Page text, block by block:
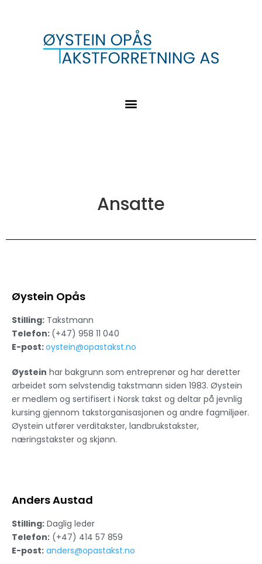
Ansatte
Øystein Opås
Stilling: Takstmann
Telefon: (+47) 958 11 040
E-post:oystein@opastakst.no
Øystein har bakgrunn som entreprenør og har deretter
arbeidet som selvstendig takstmann siden 1983. Øystein
er medlem og sertifisert i Norsk takst og deltar på jevnlig
kursing gjennom takstorganisasjonen og andre fagmiljøer.
Øystein utfører verditakster, landbrukstakster,
næringstakster og skjønn.
Anders Austad
Stilling: Daglig leder
Telefon: (+47) 414 57 859
E-post: anders@opastakst.no